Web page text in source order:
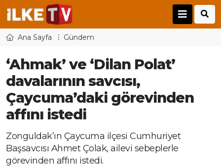
Ana Sayfa Gündem
‘Ahmak’ ve ‘Dilan Polat’
davalarının savcısı,
Çaycuma’daki görevinden
affını istedi
Zonguldak’ın Çaycuma ilçesi Cumhuriyet
Başsavcısı Ahmet Çolak, ailevi sebeplerle
görevinden affını istedi.